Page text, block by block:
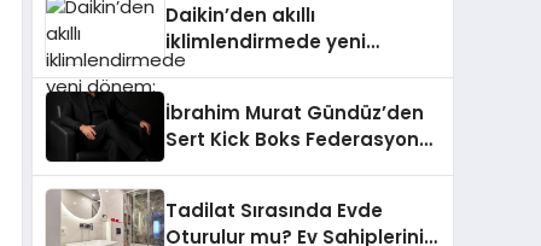
Daikin’den akıllı
iklimlendirmede yeni
dönem: Madoka Plus
İbrahim Murat Gündüz’den
Sert Kick Boks Federasyonu
Tadilat Sırasında Evde
Oturulur mu? Ev Sahiplerinin